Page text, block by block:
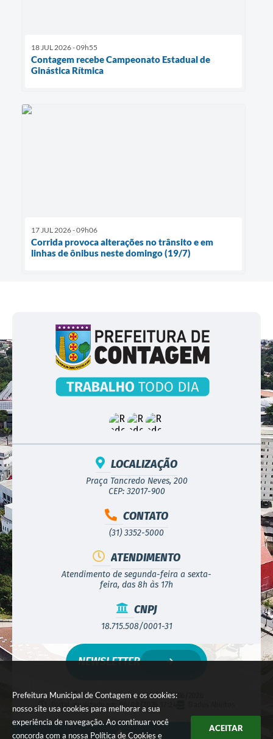
Prefeitura Municipal de Contagem e os cookies:
nosso site usa cookies para melhorar a sua
experiência de navegação. Ao continuar você
concorda com a nossa Política de Cookies e
ACEITAR
18 JUL 2026 - 09h55
Contagem recebe Campeonato Estadual de
Ginástica Rítmica
17 JUL 2026 - 09h06
Corrida provoca alterações no trânsito e em
linhas de ônibus neste domingo (19/7)
LOCALIZAÇÃO
Praça Tancredo Neves, 200
CEP: 32017-900
CONTATO
(31) 3352-5000
ATENDIMENTO
Atendimento de segunda-feira a sexta-
feira, das 8h às 17h
CNPJ
18.715.508/0001-31
Versão do Sistema:3.5.3 - 19/06/2026
Portal atualizado em:
06/08/2026 17:24
NEWSLETTER